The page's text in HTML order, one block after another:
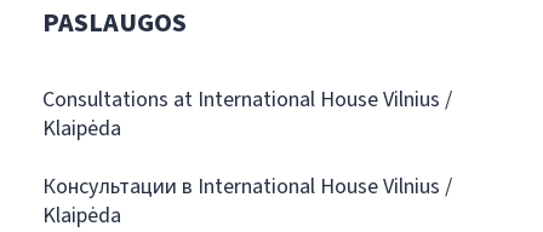
PASLAUGOS
Consultations at International House Vilnius /
Klaipėda
Консультации в International House Vilnius /
Klaipėda